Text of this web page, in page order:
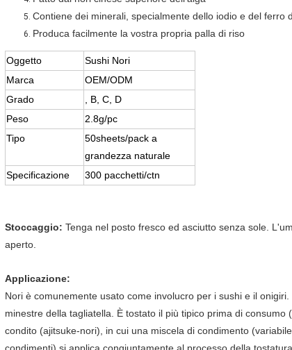
Contiene dei minerali, specialmente dello iodio e del ferro
Produca facilmente la vostra propria palla di riso
Oggetto
Sushi Nori
Marca
OEM/ODM
Grado
, B, C, D
Peso
2.8g/pc
Tipo
50sheets/pack a
grandezza naturale
Specificazione
300 pacchetti/ctn
Stoccaggio: Tenga nel posto fresco ed asciutto senza sole.
aperto.
Applicazione:
Nori è comunemente usato come involucro per i sushi e il
minestre della tagliatella. È tostato il più tipico prima di
condito (ajitsuke-nori), in cui una miscela di condimento